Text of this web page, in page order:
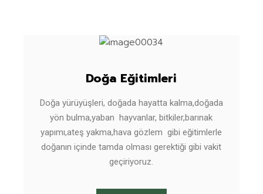
Doğa Eğitimleri
Doğa yürüyüşleri, doğada hayatta kalma,doğada
yön bulma,yaban hayvanlar, bitkiler,barınak
yapımı,ateş yakma,hava gözlem gibi eğitimlerle
doğanın içinde tamda olması gerektiği gibi vakit
geçiriyoruz.